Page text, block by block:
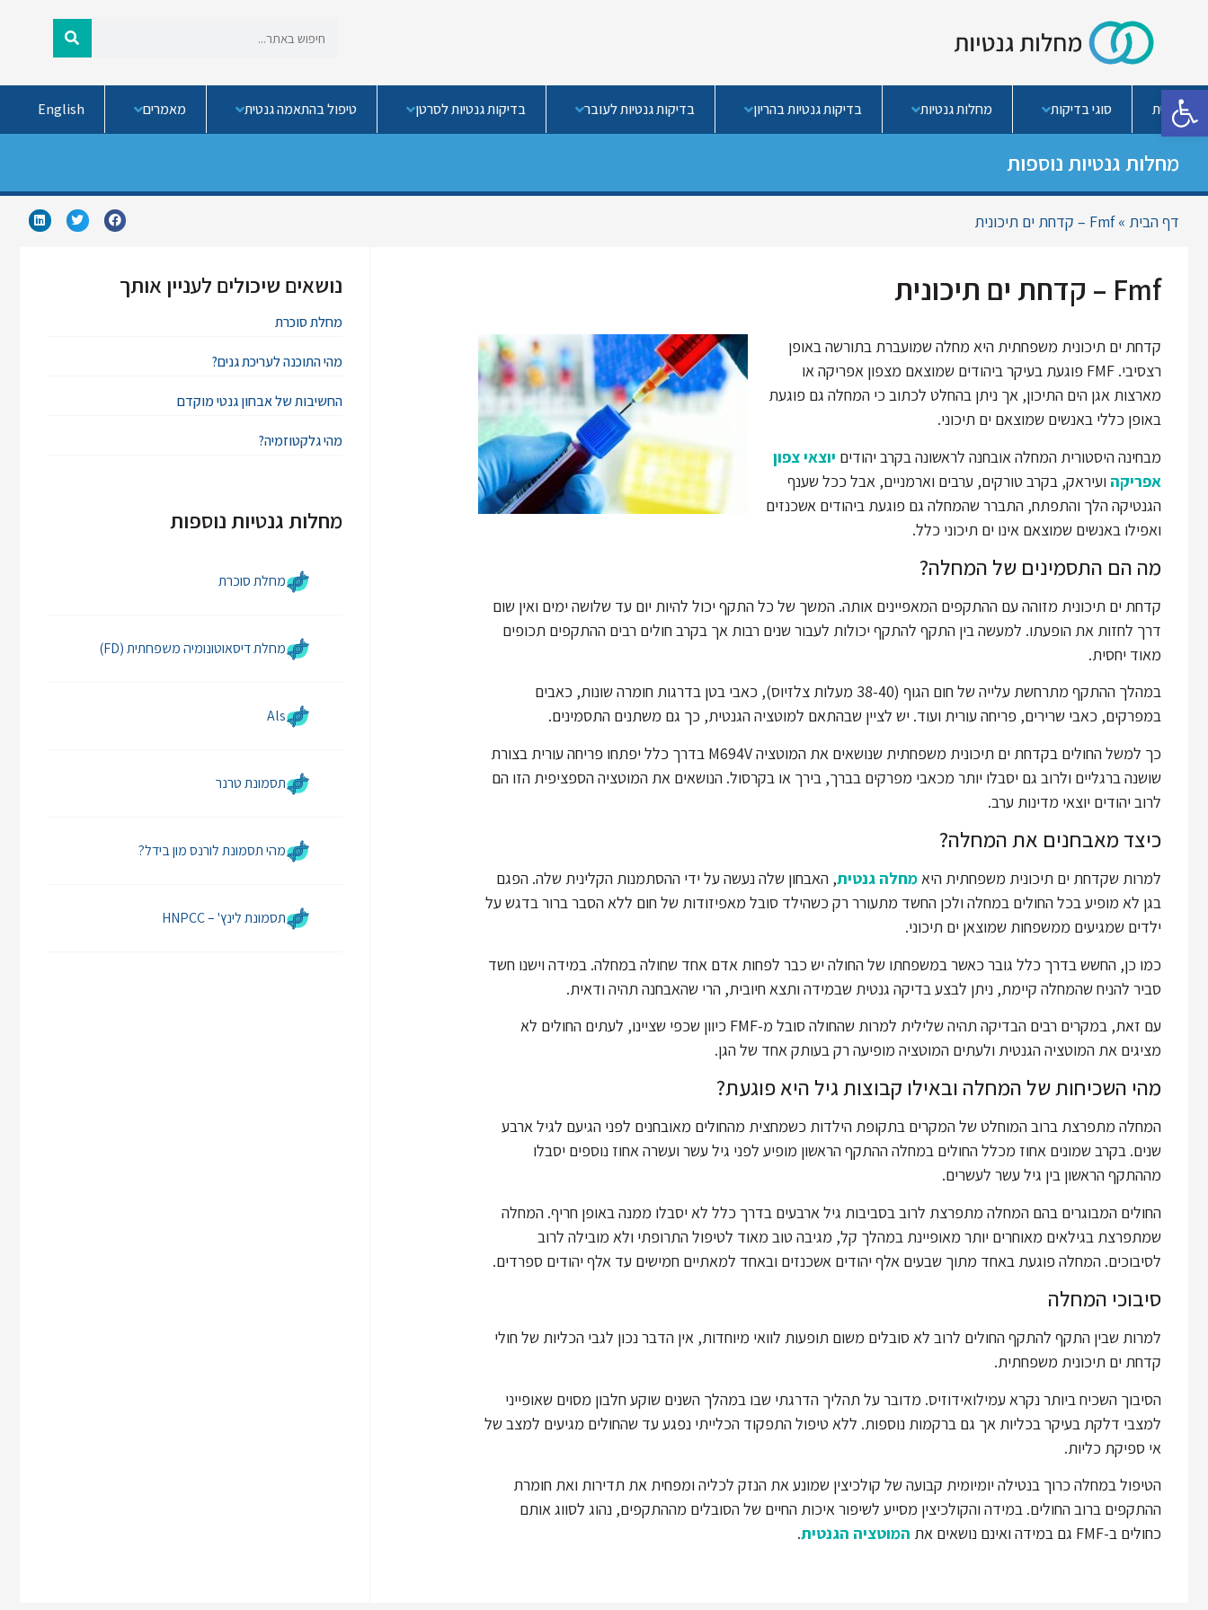
פתח סרגל נגישות
בית סוגי בדיקות מחלות גנטיות בדיקות גנטיות בהריון בדיקות גנטיות לעובר בדיקות גנטיות לסרטן טיפול בהתאמה גנטית מאמרים English
מחלות גנטיות נוספות
דף הבית »Fmf – קדחת ים תיכונית
Fmf – קדחת ים תיכונית
קדחת ים תיכונית משפחתית היא מחלה שמועברת בתורשה באופן
רצסיבי. FMF פוגעת בעיקר ביהודים שמוצאם מצפון אפריקה או
מארצות אגן הים התיכון, אך ניתן בהחלט לכתוב כי המחלה גם פוגעת
באופן כללי באנשים שמוצאם ים תיכוני.
מבחינה היסטורית המחלה אובחנה לראשונה בקרב יהודים יוצאי צפון
אפריקה ועיראק, בקרב טורקים, ערבים וארמניים, אבל ככל שענף
הגנטיקה הלך והתפתח, התברר שהמחלה גם פוגעת ביהודים אשכנזים
ואפילו באנשים שמוצאם אינו ים תיכוני כלל.
מה הם התסמינים של המחלה?
קדחת ים תיכונית מזוהה עם ההתקפים המאפיינים אותה. המשך של כל התקף יכול להיות יום עד שלושה ימים ואין שום
דרך לחזות את הופעתו. למעשה בין התקף להתקף יכולות לעבור שנים רבות אך בקרב חולים רבים ההתקפים תכופים
מאוד יחסית.
במהלך ההתקף מתרחשת עלייה של חום הגוף (38-40 מעלות צלזיוס), כאבי בטן בדרגות חומרה שונות, כאבים
במפרקים, כאבי שרירים, פריחה עורית ועוד. יש לציין שבהתאם למוטציה הגנטית, כך גם משתנים התסמינים.
כך למשל החולים בקדחת ים תיכונית משפחתית שנושאים את המוטציה M694V בדרך כלל יפתחו פריחה עורית בצורת
שושנה ברגליים ולרוב גם יסבלו יותר מכאבי מפרקים בברך, בירך או בקרסול. הנושאים את המוטציה הספציפית הזו הם
לרוב יהודים יוצאי מדינות ערב.
כיצד מאבחנים את המחלה?
למרות שקדחת ים תיכונית משפחתית היאמחלה גנטית, האבחון שלה נעשה על ידי ההסתמנות הקלינית שלה. הפגם
בגן לא מופיע בכל החולים במחלה ולכן החשד מתעורר רק כשהילד סובל מאפיזודות של חום ללא הסבר ברור בדגש על
ילדים שמגיעים ממשפחות שמוצאן ים תיכוני.
כמו כן, החשש בדרך כלל גובר כאשר במשפחתו של החולה יש כבר לפחות אדם אחד שחולה במחלה. במידה וישנו חשד
סביר להניח שהמחלה קיימת, ניתן לבצע בדיקה גנטית שבמידה ותצא חיובית, הרי שהאבחנה תהיה ודאית.
עם זאת, במקרים רבים הבדיקה תהיה שלילית למרות שהחולה סובל מ-FMF כיוון שכפי שציינו, לעתים החולים לא
מציגים את המוטציה הגנטית ולעתים המוטציה מופיעה רק בעותק אחד של הגן.
מהי השכיחות של המחלה ובאילו קבוצות גיל היא פוגעת?
המחלה מתפרצת ברוב המוחלט של המקרים בתקופת הילדות כשמחצית מהחולים מאובחנים לפני הגיעם לגיל ארבע
שנים. בקרב שמונים אחוז מכלל החולים במחלה ההתקף הראשון מופיע לפני גיל עשר ועשרה אחוז נוספים יסבלו
מההתקף הראשון בין גיל עשר לעשרים.
החולים המבוגרים בהם המחלה מתפרצת לרוב בסביבות גיל ארבעים בדרך כלל לא יסבלו ממנה באופן חריף. המחלה
שמתפרצת בגילאים מאוחרים יותר מאופיינת במהלך קל, מגיבה טוב מאוד לטיפול התרופתי ולא מובילה לרוב
לסיבוכים. המחלה פוגעת באחד מתוך שבעים אלף יהודים אשכנזים ובאחד למאתיים חמישים עד אלף יהודים ספרדים.
סיבוכי המחלה
למרות שבין התקף להתקף החולים לרוב לא סובלים משום תופעות לוואי מיוחדות, אין הדבר נכון לגבי הכליות של חולי
קדחת ים תיכונית משפחתית.
הסיבוך השכיח ביותר נקרא עמילואידוזיס. מדובר על תהליך הדרגתי שבו במהלך השנים שוקע חלבון מסוים שאופייני
למצבי דלקת בעיקר בכליות אך גם ברקמות נוספות. ללא טיפול התפקוד הכלייתי נפגע עד שהחולים מגיעים למצב של
אי ספיקת כליות.
הטיפול במחלה כרוך בנטילה יומיומית קבועה של קולכיצין שמונע את הנזק לכליה ומפחית את תדירות ואת חומרת
ההתקפים ברוב החולים. במידה והקולכיצין מסייע לשיפור איכות החיים של הסובלים מההתקפים, נהוג לסווג אותם
כחולים ב-FMF גם במידה ואינם נושאים את
המוטציה הגנטית.
נושאים שיכולים לעניין אותך
מחלת סוכרת
מהי התוכנה לעריכת גנים?
החשיבות של אבחון גנטי מוקדם
מהי גלקטוזמיה?
מחלות גנטיות נוספות
מחלת סוכרת
מחלת דיסאוטונומיה משפחתית (FD)
Als
תסמונת טרנר
מהי תסמונת לורנס מון בידל?
תסמונת לינץ' – HNPCC